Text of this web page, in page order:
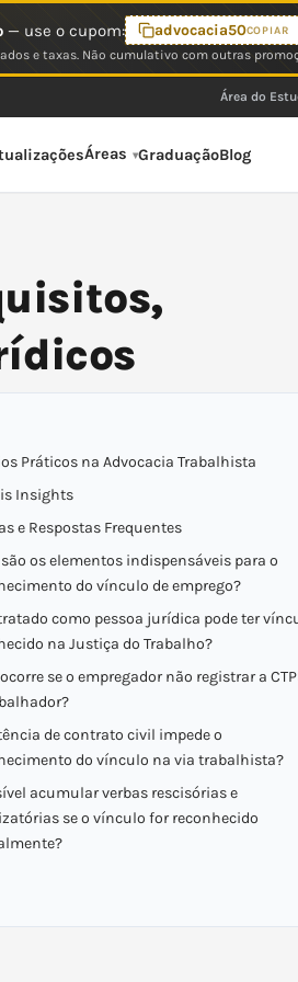
— use o cupom: advocacia50COPIAR
e taxas. Não cumulativo com outras
Área do
Áreas GraduaçãoBlog
Práticos na Advocacia Trabalhista
Insights
e Respostas Frequentes
os elementos indispensáveis para o
do vínculo de emprego?
como pessoa jurídica pode ter
na Justiça do Trabalho?
se o empregador não registrar a
de contrato civil impede o
do vínculo na via trabalhista?
acumular verbas rescisórias e
se o vínculo for reconhecido